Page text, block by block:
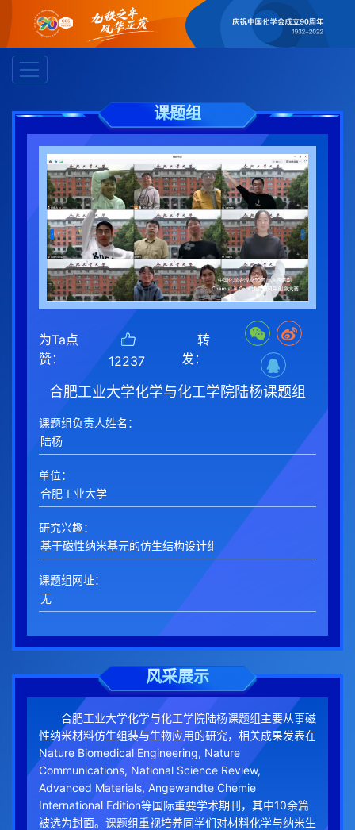
课题组
为Ta点
赞：
12237
转
发：
合肥工业大学化学与化工学院陆杨课题组
课题组负责人姓名：
单位：
研究兴趣：
课题组网址：
风采展示
合肥工业大学化学与化工学院陆杨课题组主要从事磁
性纳米材料仿生组装与生物应用的研究，相关成果发表在
Nature Biomedical Engineering, Nature
Communications, National Science Review,
Advanced Materials, Angewandte Chemie
International Edition等国际重要学术期刊，其中10余篇
被选为封面。课题组重视培养同学们对材料化学与纳米生